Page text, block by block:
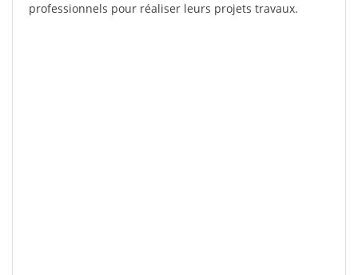
professionnels pour réaliser leurs projets travaux.